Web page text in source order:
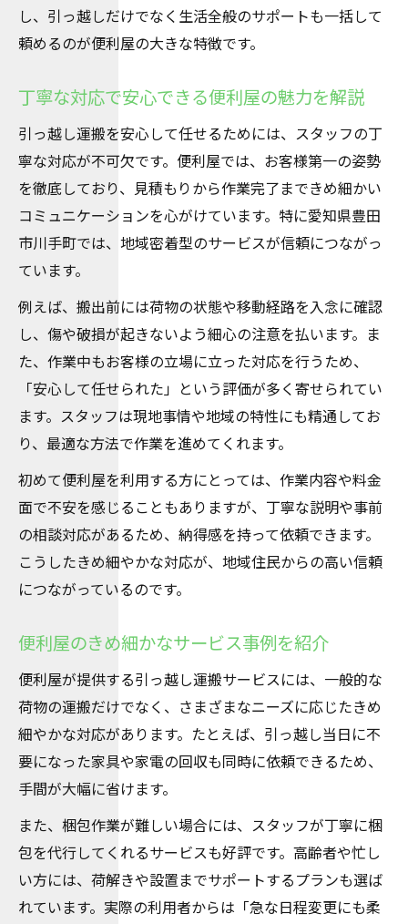
し、引っ越しだけでなく生活全般のサポートも一括して
頼めるのが便利屋の大きな特徴です。
丁寧な対応で安心できる便利屋の魅力を解説
引っ越し運搬を安心して任せるためには、スタッフの丁
寧な対応が不可欠です。便利屋では、お客様第一の姿勢
を徹底しており、見積もりから作業完了まできめ細かい
コミュニケーションを心がけています。特に愛知県豊田
市川手町では、地域密着型のサービスが信頼につながっ
ています。
例えば、搬出前には荷物の状態や移動経路を入念に確認
し、傷や破損が起きないよう細心の注意を払います。ま
た、作業中もお客様の立場に立った対応を行うため、
「安心して任せられた」という評価が多く寄せられてい
ます。スタッフは現地事情や地域の特性にも精通してお
り、最適な方法で作業を進めてくれます。
初めて便利屋を利用する方にとっては、作業内容や料金
面で不安を感じることもありますが、丁寧な説明や事前
の相談対応があるため、納得感を持って依頼できます。
こうしたきめ細やかな対応が、地域住民からの高い信頼
につながっているのです。
便利屋のきめ細かなサービス事例を紹介
便利屋が提供する引っ越し運搬サービスには、一般的な
荷物の運搬だけでなく、さまざまなニーズに応じたきめ
細やかな対応があります。たとえば、引っ越し当日に不
要になった家具や家電の回収も同時に依頼できるため、
手間が大幅に省けます。
また、梱包作業が難しい場合には、スタッフが丁寧に梱
包を代行してくれるサービスも好評です。高齢者や忙し
い方には、荷解きや設置までサポートするプランも選ば
れています。実際の利用者からは「急な日程変更にも柔